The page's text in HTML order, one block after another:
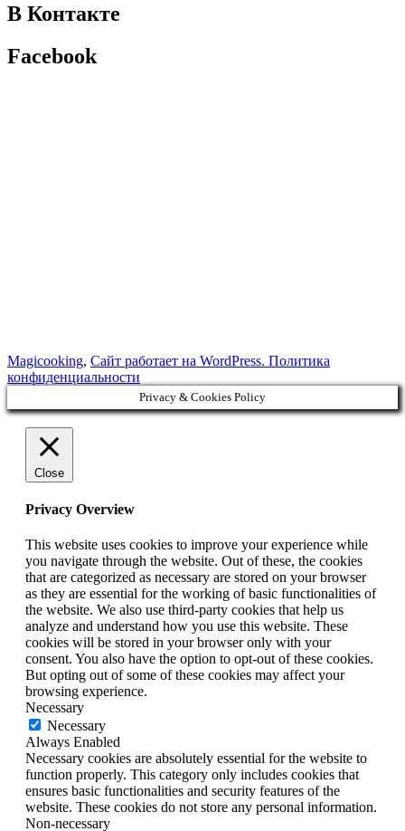
В Контакте
Facebook
Magicooking, Сайт работает на WordPress. Политика
конфиденциальности
Privacy & Cookies Policy
Close
Privacy Overview
This website uses cookies to improve your experience while
you navigate through the website. Out of these, the cookies
that are categorized as necessary are stored on your browser
as they are essential for the working of basic functionalities of
the website. We also use third-party cookies that help us
analyze and understand how you use this website. These
cookies will be stored in your browser only with your
consent. You also have the option to opt-out of these cookies.
But opting out of some of these cookies may affect your
browsing experience.
Necessary
Necessary
Always Enabled
Necessary cookies are absolutely essential for the website to
function properly. This category only includes cookies that
ensures basic functionalities and security features of the
website. These cookies do not store any personal information.
Non-necessary